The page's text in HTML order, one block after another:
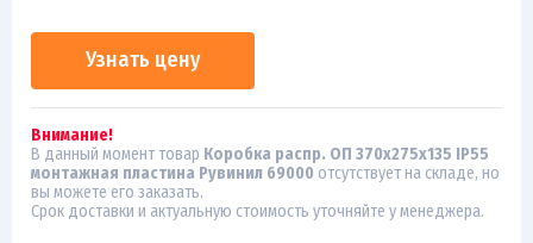
Узнать цену
Внимание!
В данный момент товар Коробка распр. ОП 370х275х135 IP55
монтажная пластина Рувинил 69000 отсутствует на складе, но
вы можете его заказать.
Срок доставки и актуальную стоимость уточняйте у менеджера.